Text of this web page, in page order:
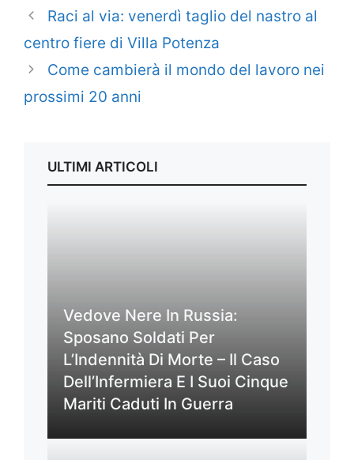
Raci al via: venerdì taglio del nastro al
centro fiere di Villa Potenza
Come cambierà il mondo del lavoro nei
prossimi 20 anni
ULTIMI ARTICOLI
Vedove Nere In Russia:
Sposano Soldati Per
L’Indennità Di Morte – Il Caso
Dell’Infermiera E I Suoi Cinque
Mariti Caduti In Guerra